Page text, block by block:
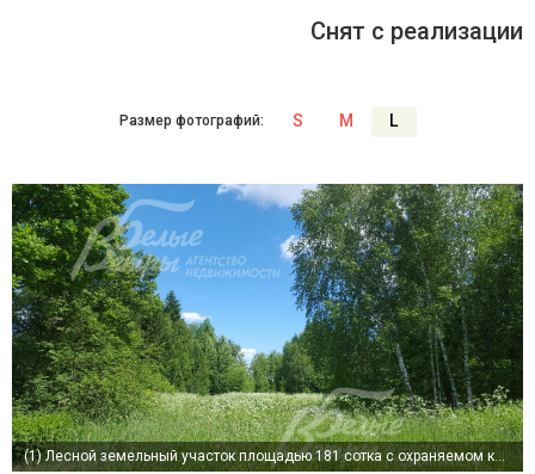
Снят с реализации
Размер фотографий: S M L
(1)Лесной земельный участок площадью 181 сотка с охраняемом коттеджном поселке Графский лес